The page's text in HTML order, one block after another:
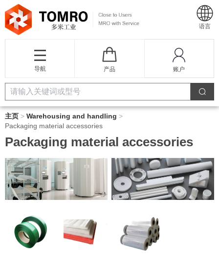
语言
导航 产品 账户
主页 > Warehousing and handling >
Packaging material accessories
Packaging material accessories